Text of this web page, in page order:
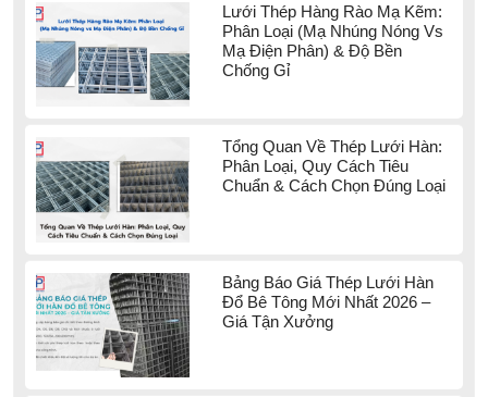
Lưới Thép Hàng Rào Mạ Kẽm:
Phân Loại (Mạ Nhúng Nóng Vs
Mạ Điện Phân) & Độ Bền
Chống Gỉ
Tổng Quan Về Thép Lưới Hàn:
Phân Loại, Quy Cách Tiêu
Chuẩn & Cách Chọn Đúng Loại
Bảng Báo Giá Thép Lưới Hàn
Đổ Bê Tông Mới Nhất 2026 –
Giá Tận Xưởng